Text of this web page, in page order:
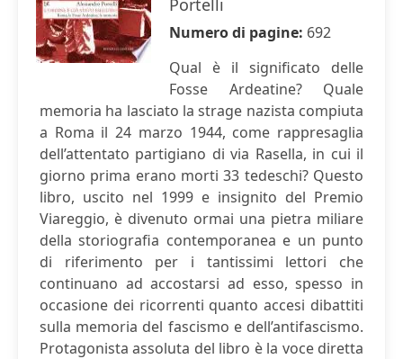
Portelli
Numero di pagine: 692
Qual è il significato delle
Fosse Ardeatine? Quale
memoria ha lasciato la strage nazista compiuta
a Roma il 24 marzo 1944, come rappresaglia
dell’attentato partigiano di via Rasella, in cui il
giorno prima erano morti 33 tedeschi? Questo
libro, uscito nel 1999 e insignito del Premio
Viareggio, è divenuto ormai una pietra miliare
della storiografia contemporanea e un punto
di riferimento per i tantissimi lettori che
continuano ad accostarsi ad esso, spesso in
occasione dei ricorrenti quanto accesi dibattiti
sulla memoria del fascismo e dell’antifascismo.
Protagonista assoluta del libro è la voce diretta